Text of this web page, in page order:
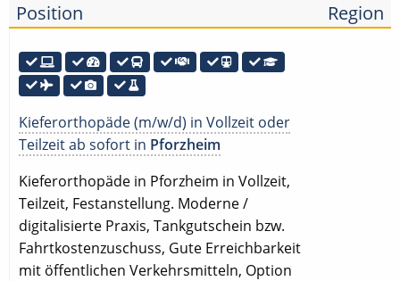
Position Region
Kieferorthopäde (m/w/d) in Vollzeit oder
Teilzeit ab sofort in Pforzheim
Kieferorthopäde in Pforzheim in Vollzeit,
Teilzeit, Festanstellung. Moderne /
digitalisierte Praxis, Tankgutschein bzw.
Fahrtkostenzuschuss, Gute Erreichbarkeit
mit öffentlichen Verkehrsmitteln, Option